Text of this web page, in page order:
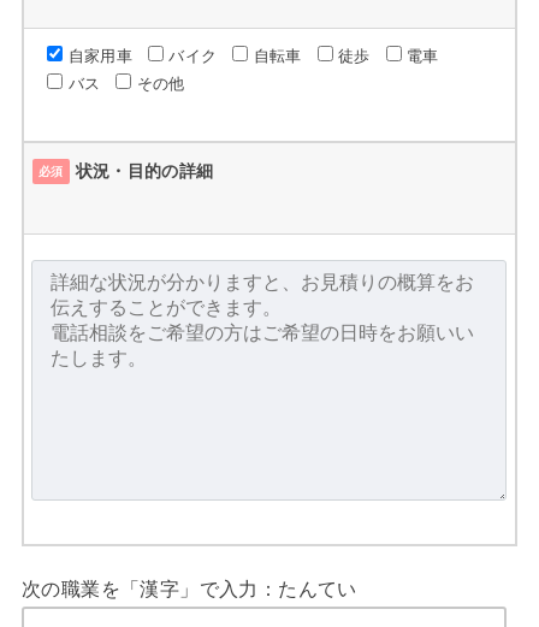
自家用車 バイク 自転車 徒歩
電車
バス
その他
必須 状況・目的の詳細
次の職業を「漢字」で入力：たんてい